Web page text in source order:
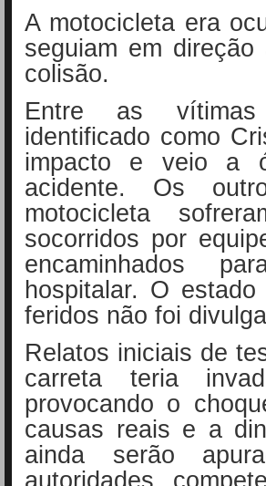
A motocicleta era
seguiam em
colisão.
Entre as
identificado como
impacto e veio a
acidente. Os
motocicleta
socorridos por
encaminhados
hospitalar. O
feridos não foi
Relatos iniciais de
carreta teria
provocando o
causas reais e a
ainda serão
autoridades